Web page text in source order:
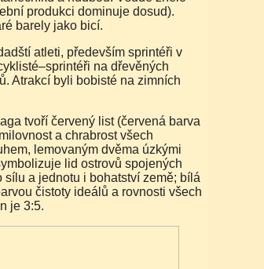
produkci dominuje dosud).
barely jako bicí.
na dřevěných
Atrakcí byli bobisté na zimních
a chrabrost všech
lemovaným dvěma úzkými
lid ostrovů spojených
sílu a jednotu i bohatství země; bílá
čistoty ideálů a rovnosti všech
je 3:5.